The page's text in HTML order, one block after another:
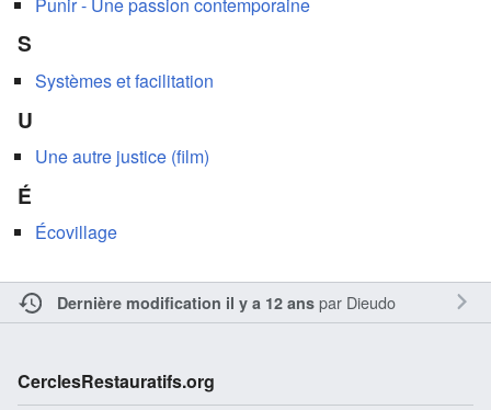
S
Systèmes et facilitation
U
Une autre justice (film)
É
Écovillage
Dernière modification il y a 12 anspar Dieudo
CerclesRestauratifs.org